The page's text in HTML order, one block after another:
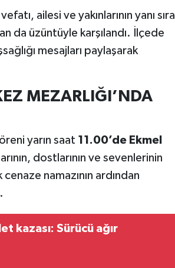
ailesi ve yakınlarının yanı sıra
da üzüntüyle karşılandı. İlçede
mesajları paylaşarak
MEZARLIĞI’NDA
yarın saat 11.00’de Ekmel
dostlarının ve sevenlerinin
namazının ardından
kazası: Sürücü ağır